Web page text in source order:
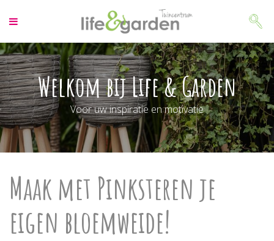
a
a
r
c
o
n
t
e
n
Welkom bij Life & Garden
Voor uw inspiratie en motivatie
Maak met Pinksteren je
eigen bloemweide!